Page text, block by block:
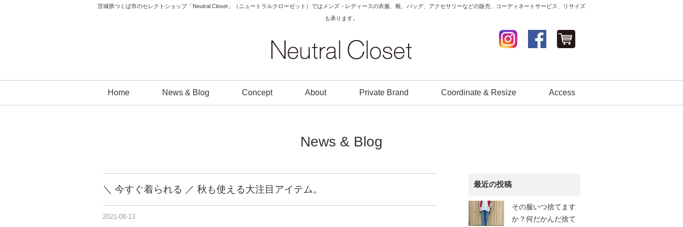
茨城県つくば市のセレクトショップ「Neutral Closet」（ニュートラルクローゼット）ではメンズ・レディースの衣服、靴、バッグ、アクセサリーなどの販売、コーディネートサービス、リサイズ
も承ります。
コ
ン
ッ
Home News & Blog Concept About Private Brand Coordinate & Resize Access
News & Blog
＼ 今すぐ着られる ／ 秋も使える大注目アイテム。
2021-08-13
最近の投稿
その服いつ捨てます
か？何だかんだ捨て